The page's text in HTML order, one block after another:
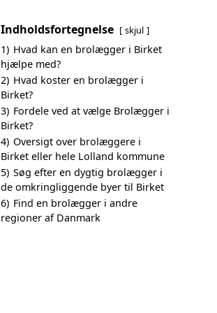
Indholdsfortegnelse skjul
1) Hvad kan en brolægger i Birket
hjælpe med?
2) Hvad koster en brolægger i
Birket?
3) Fordele ved at vælge Brolægger i
Birket?
4) Oversigt over brolæggere i
Birket eller hele Lolland kommune
5) Søg efter en dygtig brolægger i
de omkringliggende byer til Birket
6) Find en brolægger i andre
regioner af Danmark